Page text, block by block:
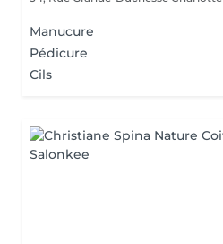
Manucure
Pédicure
Cils